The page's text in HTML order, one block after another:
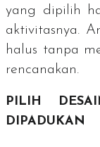
yang dipilih
aktivitasnya.
halus tanpa
rencanakan.
PILIH
DIPADUKAN